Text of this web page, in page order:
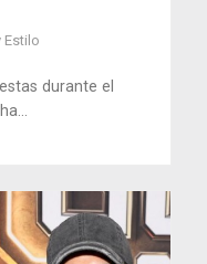
Estilo
durante el